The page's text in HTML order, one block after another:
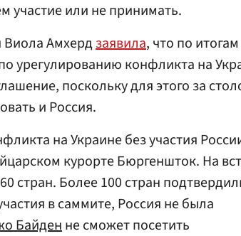
участие или не принимать.
Виола Амхердзаявила, что по итогам
урегулированию конфликта на
поскольку для этого за
и Россия.
на Украине без участия
курорте Бюргеншток. На
стран. Более 100 стран
в саммите, Россия не была
Байденне сможет посетить